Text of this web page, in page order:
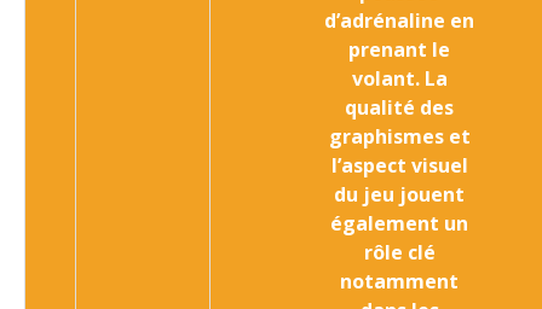
d’adrénaline en
prenant le
volant. La
qualité des
graphismes et
l’aspect visuel
du jeu jouent
également un
rôle clé
notamment